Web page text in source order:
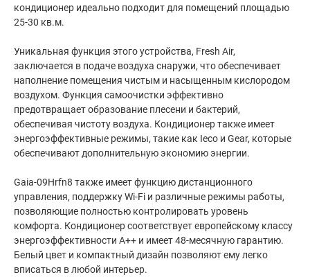
кондиционер идеально подходит для помещений площадью
25-30 кв.м.
Уникальная функция этого устройства, Fresh Air,
заключается в подаче воздуха снаружи, что обеспечивает
наполнение помещения чистым и насыщенным кислородом
воздухом. Функция самоочистки эффективно
предотвращает образование плесени и бактерий,
обеспечивая чистоту воздуха. Кондиционер также имеет
энергоэффективные режимы, такие как Ieco и Gear, которые
обеспечивают дополнительную экономию энергии.
Gaia-09Hrfn8 также имеет функцию дистанционного
управления, поддержку Wi-Fi и различные режимы работы,
позволяющие полностью контролировать уровень
комфорта. Кондиционер соответствует европейскому классу
энергоэффективности A++ и имеет 48-месячную гарантию.
Белый цвет и компактный дизайн позволяют ему легко
вписаться в любой интерьер.